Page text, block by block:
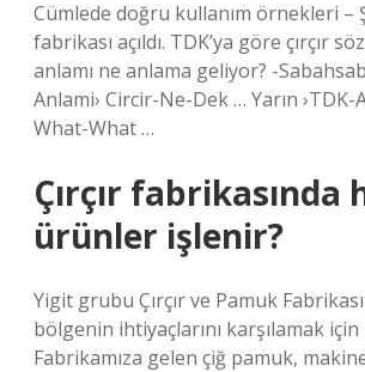
Cümlede doğru kullanım örnekleri –
fabrikası açıldı. TDK’ya göre çırçır
anlamı ne anlama geliyor? -
Anlami› Circir-Ne-Dek … Yarın ›TDK-
What-What …
Çırçır fabrikasında
ürünler işlenir?
Yigit grubu Çırçır ve Pamuk Fabrikası
bölgenin ihtiyaçlarını karşılamak
Fabrikamıza gelen çiğ pamuk,